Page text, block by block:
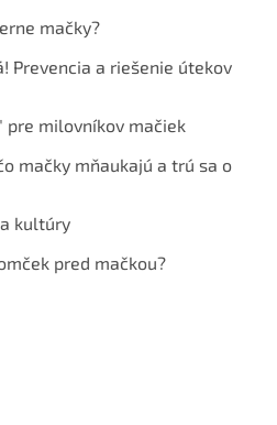
mačky?
Prevencia a riešenie útekov
pre milovníkov mačiek
mačky mňaukajú a trú sa o
kultúry
pred mačkou?